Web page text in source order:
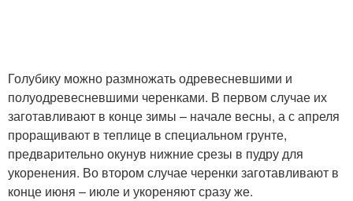
Голубику можно размножать одревесневшими и
полуодревесневшими черенками. В первом случае их
заготавливают в конце зимы – начале весны, а с апреля
проращивают в теплице в специальном грунте,
предварительно окунув нижние срезы в пудру для
укоренения. Во втором случае черенки заготавливают в
конце июня – июле и укореняют сразу же.